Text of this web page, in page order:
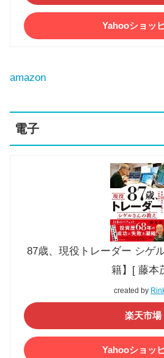
Yahooショッ
amazon
電子
87歳、現役トレーダー シゲ
籍】[ 藤本
created by
楽天市場
Yahooショッ